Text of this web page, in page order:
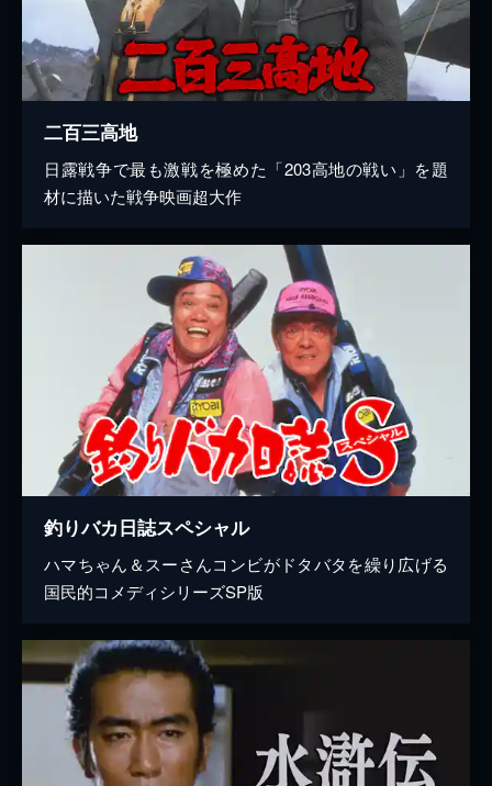
二百三高地
日露戦争で最も激戦を極めた「203高地の戦い」を題
材に描いた戦争映画超大作
釣りバカ日誌スペシャル
ハマちゃん＆スーさんコンビがドタバタを繰り広げる
国民的コメディシリーズSP版